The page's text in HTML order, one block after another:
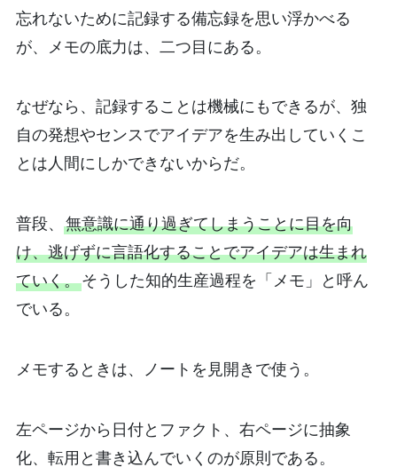
忘れないために記録する備忘録を思い浮かべる
が、メモの底力は、二つ目にある。
なぜなら、記録することは機械にもできるが、独
自の発想やセンスでアイデアを生み出していくこ
とは人間にしかできないからだ。
普段、 無意識に通り過ぎてしまうことに目を向
け、逃げずに言語化することでアイデアは生まれ
ていく。そうした知的生産過程を「メモ」と呼ん
でいる。
メモするときは、ノートを見開きで使う。
左ページから日付とファクト、右ページに抽象
化、転用と書き込んでいくのが原則である。